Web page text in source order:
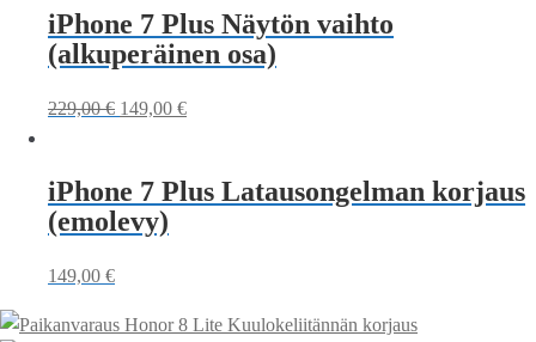
iPhone 7 Plus Näytön vaihto
(alkuperäinen osa)
229,00€ 149,00 €
iPhone 7 Plus Latausongelman korjaus
(emolevy)
149,00 €
Honor 8 Lite Kuulokeliitännän korjaus